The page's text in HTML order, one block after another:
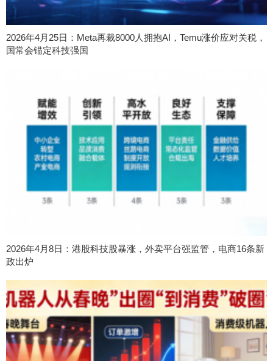
2026年4月25日：Meta再裁8000人拥抱AI，Temu涨价应对关税，
国常会锚定科技强国
2026年4月8日：港股科技股暴涨，外卖平台强监管，电商16条新
政出炉